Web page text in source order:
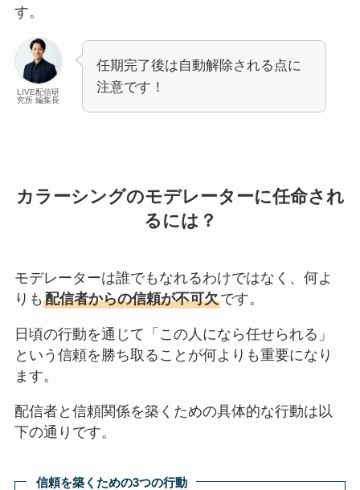
す。
LIVE配信研
究所 編集長
任期完了後は自動解除される点に
注意です！
カラーシングのモデレーターに任命され
るには？
モデレーターは誰でもなれるわけではなく、何よ
りも 配信者からの信頼が不可欠です。
日頃の行動を通じて「この人になら任せられる」
という信頼を勝ち取ることが何よりも重要になり
ます。
配信者と信頼関係を築くための具体的な行動は以
下の通りです。
信頼を築くための3つの行動